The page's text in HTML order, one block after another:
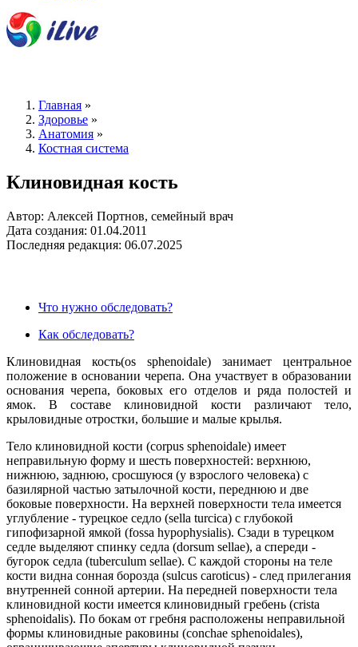
Главная »
Здоровье »
Анатомия »
Костная система
Клиновидная кость
Автор: Алексей Портнов, семейный врач
Дата создания: 01.04.2011
Последняя редакция: 06.07.2025
Что нужно обследовать?
Как обследовать?
Клиновидная кость(os sphenoidale) занимает центральное
положение в основании черепа. Она участвует в образовании
основания черепа, боковых его отделов и ряда полостей и
ямок. В составе клиновидной кости различают тело,
крыловидные отростки, большие и малые крылья.
Тело клиновидной кости (corpus sphenoidale) имеет
неправильную форму и шесть поверхностей: верхнюю,
нижнюю, заднюю, сросшуюся (у взрослого человека) с
базилярной частью затылочной кости, переднюю и две
боковые поверхности. На верхней поверхности тела имеется
углубление - турецкое седло (sella turcica) с глубокой
гипофизарной ямкой (fossa hypophysialis). Сзади в турецком
седле выделяют спинку седла (dorsum sellae), а спереди -
бугорок седла (tuberculum sellae). С каждой стороны на теле
кости видна сонная борозда (sulcus caroticus) - след прилегания
внутренней сонной артерии. На передней поверхности тела
клиновидной кости имеется клиновидный гребень (crista
sphenoidalis). По бокам от гребня расположены неправильной
формы клиновидные раковины (conchae sphenoidales),